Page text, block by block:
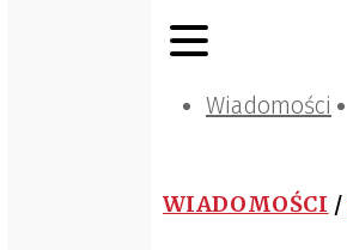
Wiadomości
WIADOMOŚCI /